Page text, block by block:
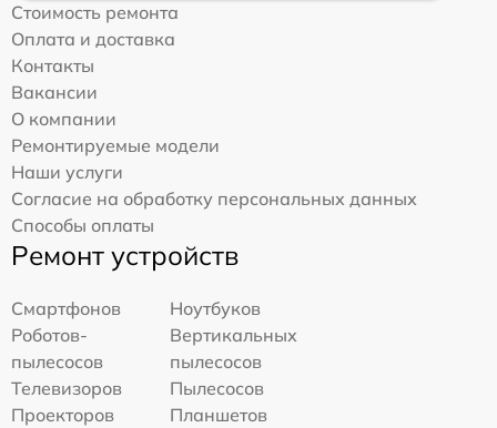
Стоимость ремонта
Оплата и доставка
Контакты
Вакансии
О компании
Ремонтируемые модели
Наши услуги
Согласие на обработку персональных данных
Способы оплаты
Ремонт устройств
Смартфонов
Ноутбуков
Роботов-
пылесосов
Вертикальных
пылесосов
Телевизоров
Пылесосов
Проекторов
Планшетов